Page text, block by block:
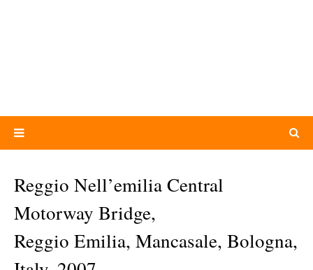
Reggio Nell’emilia Central
Motorway Bridge,
Reggio Emilia, Mancasale, Bologna,